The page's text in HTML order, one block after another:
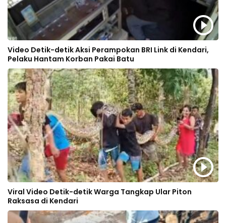
Video Detik-detik Aksi Perampokan BRI Link di Kendari,
Pelaku Hantam Korban Pakai Batu
Viral Video Detik-detik Warga Tangkap Ular Piton
Raksasa di Kendari